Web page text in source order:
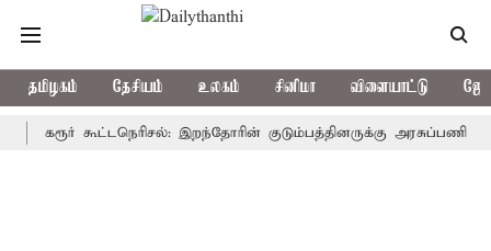
தமிழகம் தேசியம் உலகம் சினிமா விளையாட்டு
கூட்டநெரிசல்: இறந்தோரின் குடும்பத்தினருக்கு அரசுப்பணி வழக்கு;